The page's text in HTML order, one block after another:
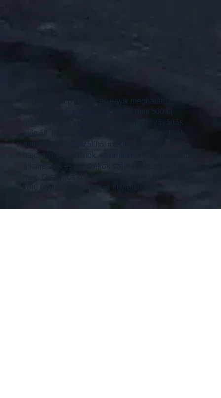
A Trailer Shop Debrecen egyik meghatározó
utánfutó kereskedése, ahol több mint 500 új
utánfutó közül választhat. Ha utánfutó vásárlás
előtt áll, nálunk fékezett és fékezetlen utánfutók,
autószállító, gépszállító, motorszállító és
hajószállító utánfutók, valamint minőségi utánfutó
alkatrészek és tartozékok széles választékát találja
körű ügyintézéssel várjuk ügyfeleinket.